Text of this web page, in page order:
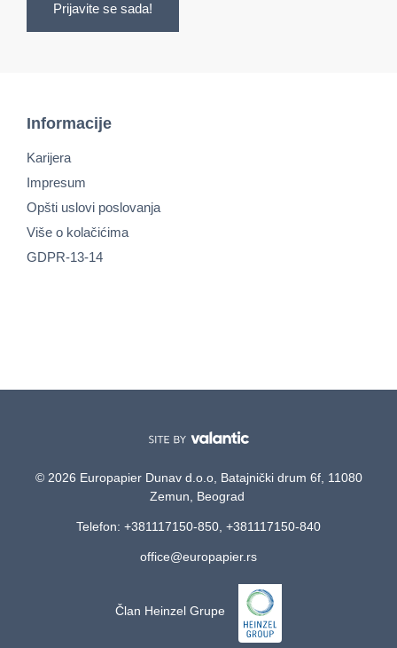
Prijavite se sada!
Informacije
Karijera
Impresum
Opšti uslovi poslovanja
Više o kolačićima
GDPR-13-14
© 2026 Europapier Dunav d.o.o, Batajnički drum 6f, 11080
Zemun, Beograd
Telefon: +381117150-850, +381117150-840
office@europapier.rs
Član Heinzel Grupe